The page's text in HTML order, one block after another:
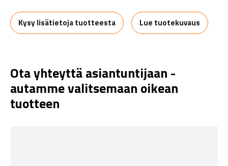
Kysy lisätietoja tuotteesta Lue tuotekuvaus
Ota yhteyttä asiantuntijaan -
autamme valitsemaan oikean
tuotteen